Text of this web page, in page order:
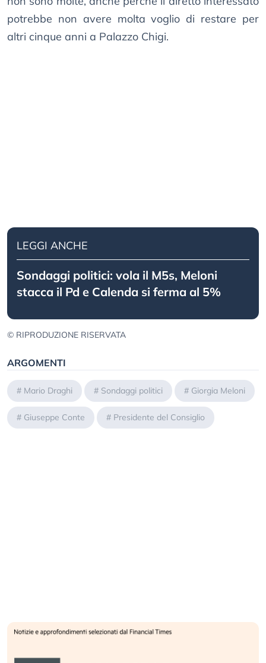
potrebbe non avere molta voglio di restare per
altri cinque anni a Palazzo Chigi.
LEGGI ANCHE
Sondaggi politici: vola il M5s, Meloni
stacca il Pd e Calenda si ferma al 5%
© RIPRODUZIONE RISERVATA
ARGOMENTI
# Mario Draghi # Sondaggi politici # Giorgia Meloni
# Giuseppe Conte # Presidente del Consiglio